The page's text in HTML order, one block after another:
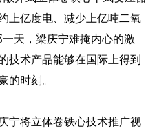
上亿度电、减少上亿吨二氧
天，梁庆宁难掩内心的激
技术产品能够在国际上得到
的时刻。
将立体卷铁心技术推广视